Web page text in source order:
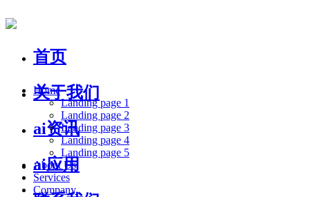
首页
关于我们
ai资讯
ai应用
Home
Landing page 1
Landing page 2
Landing page 3
Landing page 4
Landing page 5
About Us
Services
Company